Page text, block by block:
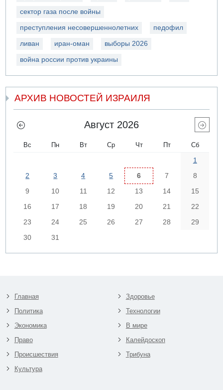
сектор газа после войны
преступления несовершеннолетних педофил
ливан иран-оман выборы 2026
война россии против украины
АРХИВ НОВОСТЕЙ ИЗРАИЛЯ
Август 2026
Вс Пн Вт Ср Чт Пт Сб
1
2
3 4 5 6 7
8
9
10 11 12 13 14
15
16
17 18 19 20 21
22
23
24 25 26 27 28
29
30
31
Главная
Политика
Экономика
Право
Происшествия
Культура
Здоровье
Технологии
В мире
Калейдоскоп
Трибуна